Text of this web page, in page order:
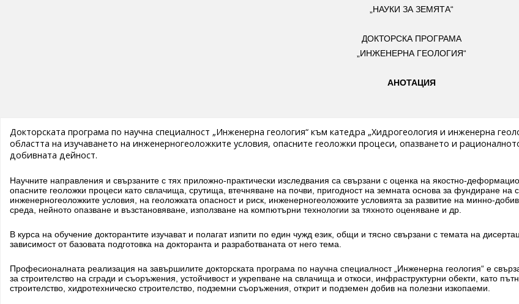
„НАУКИ ЗА ЗЕМЯТА“
ДОКТОРСКА ПРОГРАМА
„ИНЖЕНЕРНА ГЕОЛОГИЯ“
АНОТАЦИЯ
Докторската програма по научна специалност „Инженерна геология“ към катедра „Хидрогеология и инженерна
областта на изучаването на инженерногеоложките условия, опасните геоложки процеси, опазването и
добивната дейност.
Научните направления и свързаните с тях приложно-практически изследвания са свързани с оценка на якостно-
опасните геоложки процеси като свлачища, срутища, втечняване на почви, пригодност на земната основа за фундиране
инженерногеоложките условия, на геоложката опасност и риск, инженерногеоложките условията за развитие на минно-
среда, нейното опазване и възстановяване, използване на компютърни технологии за тяхното оценяване и др.
В курса на обучение докторантите изучават и полагат изпити по един чужд език, общи и тясно свързани с темата на
зависимост от базовата подготовка на докторанта и разработваната от него тема.
Професионалната реализация на завършилите докторската програма по научна специалност „Инженерна геология“ е
за строителство на сгради и съоръжения, устойчивост и укрепване на свлачища и откоси, инфраструктурни обекти, като
строителство, хидротехническо строителство, подземни съоръжения, открит и подземен добив на полезни изкопаеми.